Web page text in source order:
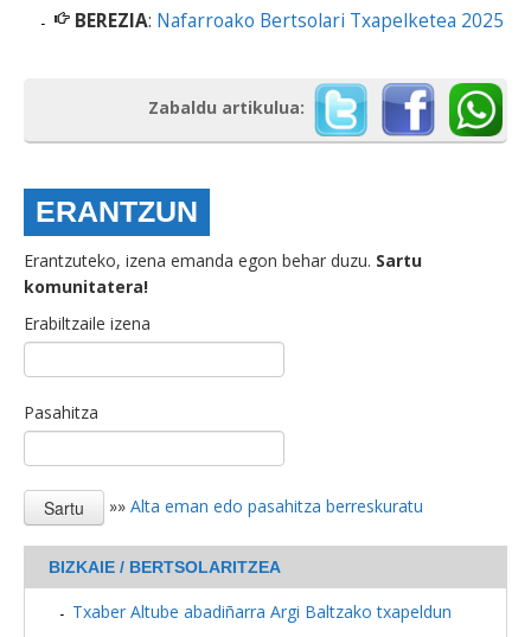
BEREZIA: Nafarroako Bertsolari Txapelketea 2025
Zabaldu artikulua:
ERANTZUN
Erantzuteko, izena emanda egon behar duzu. Sartu
komunitatera!
Erabiltzaile izena
Pasahitza
»» Alta eman edo pasahitza berreskuratu
BIZKAIE / BERTSOLARITZEA
Txaber Altube abadiñarra Argi Baltzako txapeldun